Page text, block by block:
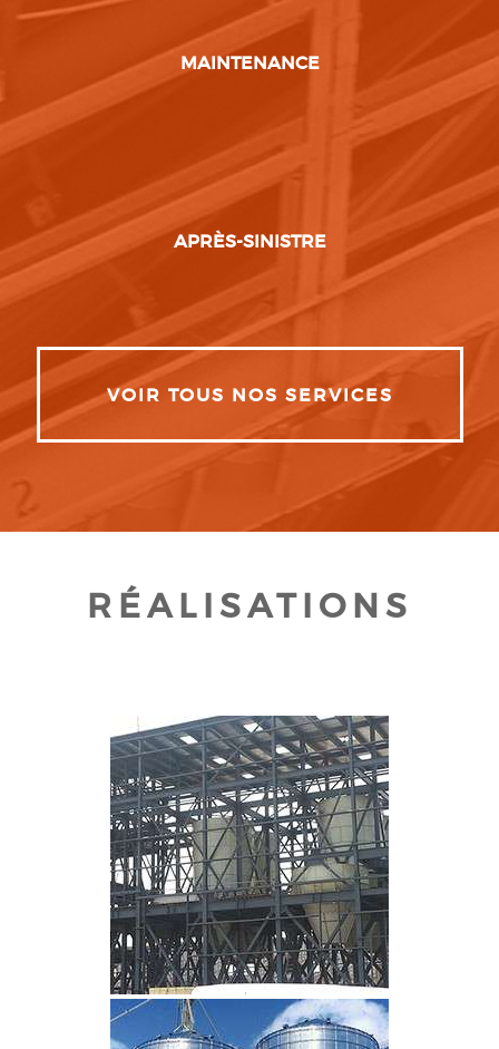
MAINTENANCE
APRÈS-SINISTRE
VOIR TOUS NOS SERVICES
RÉALISATIONS
CLIQUEZ POUR AGRANDIR